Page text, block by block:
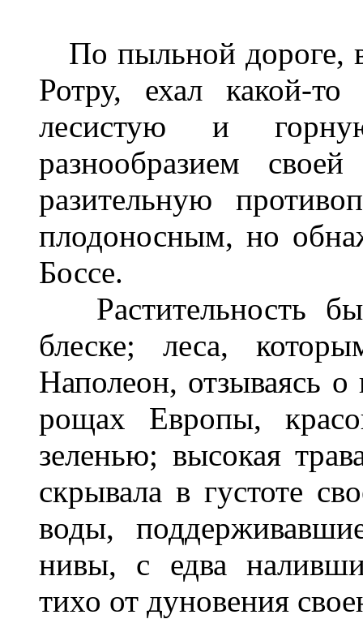
По пыльной дороге,
Ротру, ехал какой-
лесистую и
разнообразием своей
разительную
плодоносным, но
Боссе.
Растительность
блеске; леса,
Наполеон, отзываясь
рощах Европы,
зеленью; высокая
скрывала в густоте
воды,
нивы, с едва
тихо от дуновения